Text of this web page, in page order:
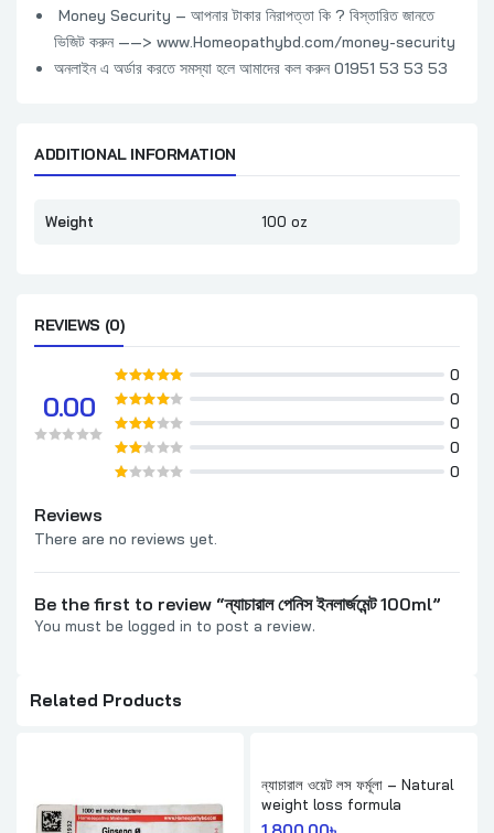
Money Security – আপনার টাকার নিরাপত্তা কি ? বিস্তারিত জানতে
ভিজিট করুন ——> www.Homeopathybd.com/money-security
অনলাইন এ অর্ডার করতে সমস্যা হলে আমাদের কল করুন 01951 53 53 53
ADDITIONAL INFORMATION
Weight 100 oz
REVIEWS (0)
0.00
0
0
0
0
0
Reviews
There are no reviews yet.
Be the first to review “ন্যাচারাল পেনিস ইনলার্জমেন্ট 100ml”
You must be logged in to post a review.
Related Products
ন্যাচারাল ওয়েট লস ফর্মূলা – Natural
weight loss formula